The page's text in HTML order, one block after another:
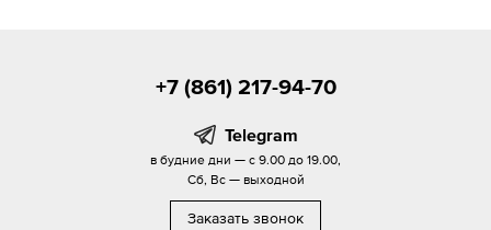
+7 (861) 217-94-70
Telegram
в будние дни — с 9.00 до 19.00,
Сб, Вс — выходной
Заказать звонок